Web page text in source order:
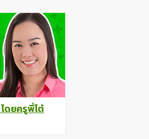
ดยครูพี่โต๋